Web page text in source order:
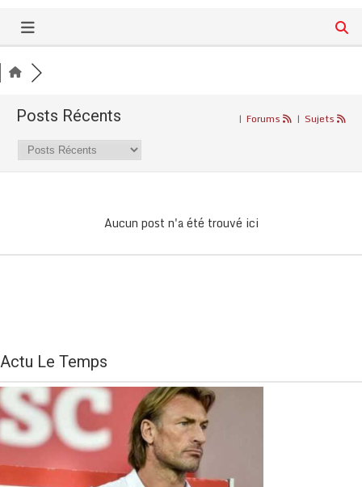
Posts Récents | Forums | Sujets
Aucun post n'a été trouvé ici
Actu Le Temps